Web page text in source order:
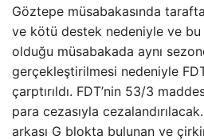
Göztepe müsabakasında
ve kötü destek nedeniyle ve
olduğu müsabakada aynı
gerçekleştirilmesi nedeniyle
çarptırıldı. FDT’nin 53/3
para cezasıyla
arkası G blokta bulunan ve